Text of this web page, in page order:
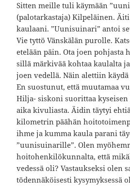
Sitten meille tuli käymään
(palotarkastaja) Kilpeläinen.
kaulaani. ”Uunisuinari” antoi
Vie tyttö Vänskälän purolle.
etelään päin. Ota joen pohjasta
sillä märkivää kohtaa kaulalta
joen vedellä. Näin alettiin
En suostunut, että muutamaa
Hilja- siskoni suorittaa
aika kivuliasta. Äidin täytyi
kilometrin päähän
ihme ja kumma kaula parani
”uunisuinarille”. Olen
hoitohenkilökunnalta, että
vedessä oli? Vastaukseksi olen
tödennäköisesti kysymyksessä